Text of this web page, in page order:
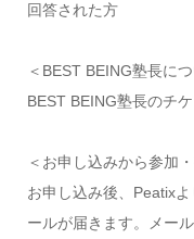
回答された方
＜BEST BEING塾長に
BEST BEING塾長のチ
＜お申し込みから参加
お申し込み後、Peatix
ールが届きます。メー